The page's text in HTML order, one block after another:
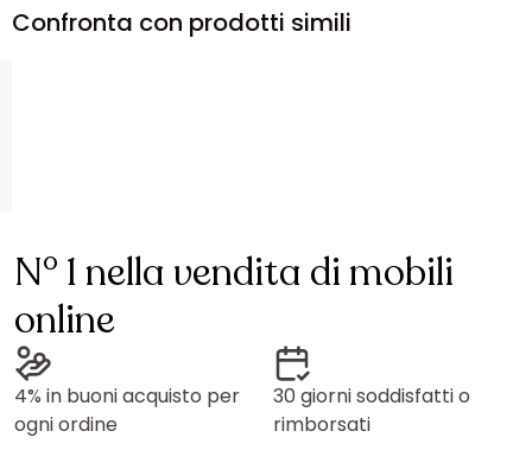
Confronta con prodotti simili
N° 1 nella vendita di mobili
online
4% in buoni acquisto per
ogni ordine
30 giorni soddisfatti o
rimborsati